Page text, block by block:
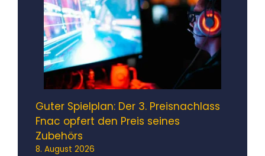
Guter Spielplan: Der 3. Preisnachlass
Fnac opfert den Preis seines
Zubehörs
8. August 2026